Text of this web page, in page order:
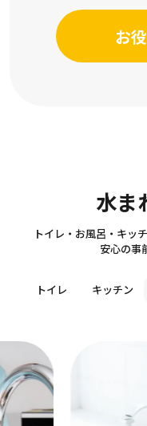
お
水ま
トイレ・お風呂・キッ
安心の事
トイレ キッチン